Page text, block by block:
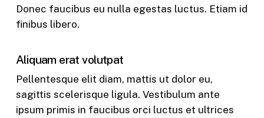
Donec faucibus eu nulla egestas luctus. Etiam id
finibus libero.
Aliquam erat volutpat
Pellentesque elit diam, mattis ut dolor eu,
sagittis scelerisque ligula. Vestibulum ante
ipsum primis in faucibus orci luctus et ultrices